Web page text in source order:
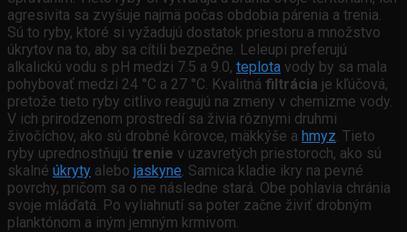
agresivita sa zvyšuje najmä počas obdobia párenia a trenia.
Sú to ryby, ktoré si vyžadujú dostatok priestoru a množstvo
úkrytov na to, aby sa cítili bezpečne. Leleupi preferujú
alkalickú vodu s pH medzi 7.5 a 9.0, teplota vody by sa mala
pohybovať medzi 24 °C a 27 °C. Kvalitná filtrácia je kľúčová,
pretože tieto ryby citlivo reagujú na zmeny v chemizme vody.
V ich prirodzenom prostredí sa živia rôznymi druhmi
živočíchov, ako sú drobné kôrovce, mäkkýše a hmyz. Tieto
ryby uprednostňujú trenie v uzavretých priestoroch, ako sú
skalné úkryty alebo jaskyne. Samica kladie ikry na pevné
povrchy, pričom sa o ne následne stará. Obe pohlavia chránia
svoje mláďatá. Po vyliahnutí sa poter začne živiť drobným
planktónom a iným jemným krmivom.